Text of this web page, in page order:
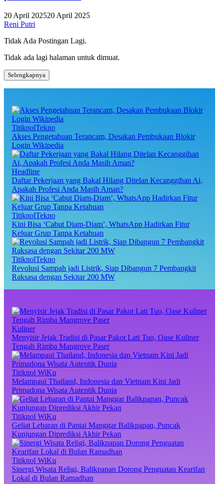
20 April 202520 April 2025
Reni Putri
Tidak Ada Postingan Lagi.
Tidak ada lagi halaman untuk dimuat.
Selengkapnya
TitiknolTekno
Akses Pengetahuan Terancam, Desakan Pembukaan Blokir
Login Wikipedia
Headline
Daftar Pekerjaan yang Bakal Hilang Ditelan Kecanggihan Ai,
Apakah Profesi Anda Masih Aman?
TitiknolTekno
Kini Bisa ‘Cabut Diam-Diam’, WhatsApp Hadirkan Fitur
Keluar Grup Tanpa Ketahuan
TitiknolTekno
Revolusi Sampah jadi Listrik, Siap Dibangun 7 Pembangkit
Raksasa dengan Sekitar 200 MW
Kuliner
Menyisir Jejak Tradisi di Pasar Pakot Lati Tuo, Oase Kuliner
Tengah Rimba Mangrove Paser
Titiknol WiKu
Melampaui Thailand, Indonesia dan Vietnam Kini Jadi
Primadona Wisata Autentik Dunia
Titiknol WiKu
Geliat Lebaran di Pantai Manggar Balikpapan, Puncak
Kunjungan Diprediksi Akhir Pekan
Titiknol WiKu
Sinergi Wisata Religi, Balikpapan Dorong Penguatan Kearifan
Lokal di Bulan Ramadhan